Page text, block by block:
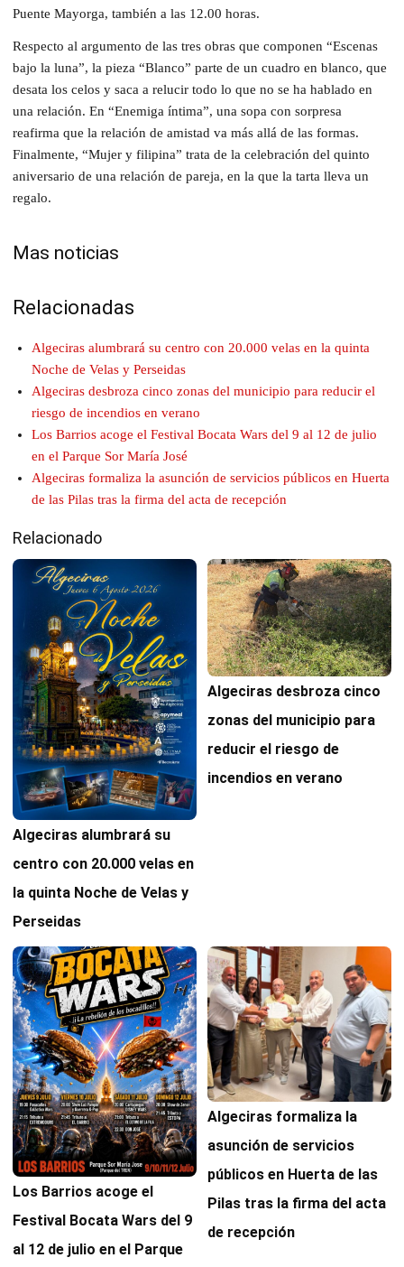
Puente Mayorga, también a las 12.00 horas.
Respecto al argumento de las tres obras que componen “Escenas
bajo la luna”, la pieza “Blanco” parte de un cuadro en blanco, que
desata los celos y saca a relucir todo lo que no se ha hablado en
una relación. En “Enemiga íntima”, una sopa con sorpresa
reafirma que la relación de amistad va más allá de las formas.
Finalmente, “Mujer y filipina” trata de la celebración del quinto
aniversario de una relación de pareja, en la que la tarta lleva un
regalo.
Mas noticias
Relacionadas
Algeciras alumbrará su centro con 20.000 velas en la quinta
Noche de Velas y Perseidas
Algeciras desbroza cinco zonas del municipio para reducir el
riesgo de incendios en verano
Los Barrios acoge el Festival Bocata Wars del 9 al 12 de julio
en el Parque Sor María José
Algeciras formaliza la asunción de servicios públicos en Huerta
de las Pilas tras la firma del acta de recepción
Relacionado
Algeciras alumbrará su
centro con 20.000 velas en
la quinta Noche de Velas y
Perseidas
Algeciras desbroza cinco
zonas del municipio para
reducir el riesgo de
incendios en verano
Los Barrios acoge el
Festival Bocata Wars del 9
al 12 de julio en el Parque
Algeciras formaliza la
asunción de servicios
públicos en Huerta de las
Pilas tras la firma del acta
de recepción